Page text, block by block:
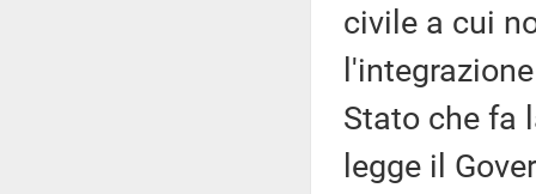
civile a cui
Stato che fa
legge il